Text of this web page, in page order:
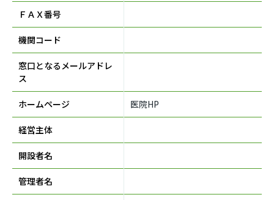
ＦＡＸ番号
機関コード
窓口となるメールアドレ
ス
ホームページ 医院HP
経営主体
開設者名
管理者名